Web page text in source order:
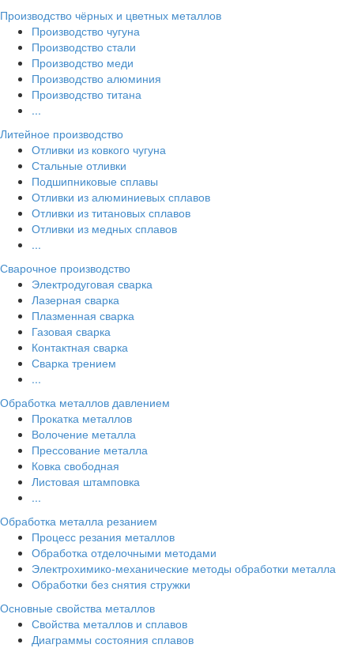
Производство чёрных и цветных металлов
Производство чугуна
Производство стали
Производство меди
Производство алюминия
Производство титана
...
Литейное производство
Отливки из ковкого чугуна
Стальные отливки
Подшипниковые сплавы
Отливки из алюминиевых сплавов
Отливки из титановых сплавов
Отливки из медных сплавов
...
Сварочное производство
Электродуговая сварка
Лазерная сварка
Плазменная сварка
Газовая сварка
Контактная сварка
Сварка трением
...
Обработка металлов давлением
Прокатка металлов
Волочение металла
Прессование металла
Ковка свободная
Листовая штамповка
...
Обработка металла резанием
Процесс резания металлов
Обработка отделочными методами
Электрохимико-механические методы обработки металла
Обработки без снятия стружки
Основные свойства металлов
Свойства металлов и сплавов
Диаграммы состояния сплавов